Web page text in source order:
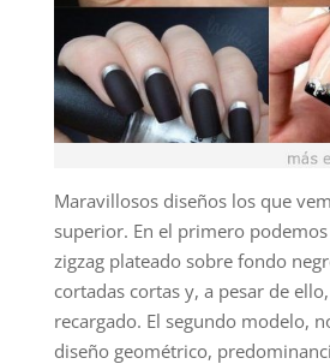
Maravillosos diseños los que
superior. En el primero
zigzag plateado sobre fondo
cortadas cortas y, a pesar de
recargado. El segundo modelo,
diseño geométrico,